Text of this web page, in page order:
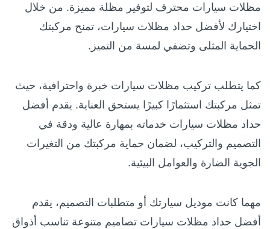
مظلات سيارات محترف لتوفير مظلة مميزة. من خلال
اختيارك لأفضل حداد مظلات سيارات، تمنح مركبتك
الحماية المثلى وتضفي لمسة من التميز.
كما يتطلب تركيب مظلات سيارات خبرة واحترافية، حيث
تمثل مركبتك استثمارًا كبيرًا يستحق العناية. يقدم أفضل
حداد مظلات سيارات خدماته بمهارة عالية ودقة في
التصميم والتركيب، لضمان حماية مركبتك من التغيرات
الجوية الضارة والعوامل البيئية.
مهما كانت موديل سيارتك أو متطلبات التصميم، يقدم
أفضل حداد مظلات سيارات تصاميم متنوعة تناسب أذواق